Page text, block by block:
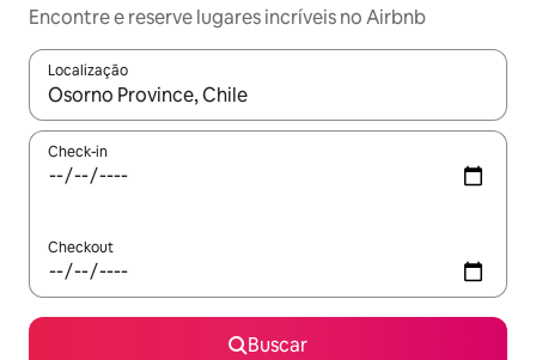
Encontre e reserve lugares incríveis no Airbnb
Localização
Quando os resultados estiverem disponíveis, explore-os
Check-in
Checkout
Buscar